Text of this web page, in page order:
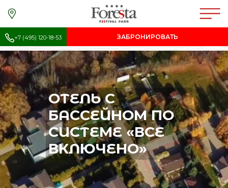
+7 (495) 120-18-53 ЗАБРОНИРОВАТЬ
ОТЕЛЬ С
БАССЕЙНОМ ПО
СИСТЕМЕ «ВСЕ
ВКЛЮЧЕНО»